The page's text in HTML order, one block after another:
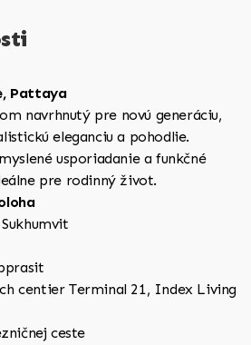
Pattaya
navrhnutý pre novú generáciu,
eleganciu a pohodlie.
usporiadanie a funkčné
pre rodinný život.
centier Terminal 21, Index Living
ceste